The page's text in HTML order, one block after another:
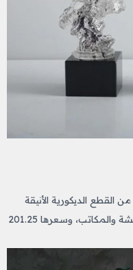
من القطع الديكورية الأنيقة
متعددة الاستخدامات وتناسب غرف المعيشة والمكاتب، وسعرها 201.25